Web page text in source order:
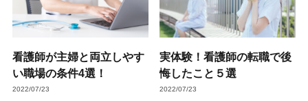
看護師が主婦と両立しやす
い職場の条件4選！
2022/07/23
実体験！看護師の転職で後
悔したこと５選
2022/07/23